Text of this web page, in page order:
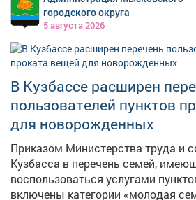
что разбирать лесное лакомство
городского округа
5 августа 2026
В Кузбассе расширен
пользователей пунктов
для новорожденных
Приказом Министерства труда и
Кузбасса в перечень семей,
воспользоваться услугами
включены категории «молодая